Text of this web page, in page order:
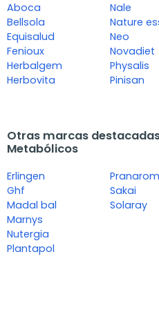
Aboca
Bellsola
Equisalud
Fenioux
Herbalgem
Herbovita
Nale
Nature
Neo
Novadiet
Physalis
Pinisan
Otras marcas
Metabólicos
Erlingen
Ghf
Madal bal
Marnys
Nutergia
Plantapol
Pranarom
Sakai
Solaray